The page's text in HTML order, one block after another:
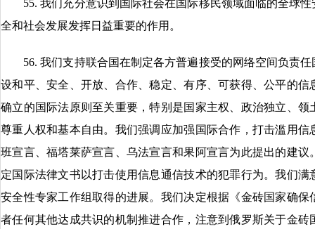
55. 我们充分意识到国际社会在国际移民领域面临的全球性
全和社会发展发挥日益重要的作用。
56. 我们支持联合国在制定各方普遍接受的网络空间负责任
设和平、安全、开放、合作、稳定、有序、可获得、公平的
确立的国际法原则至关重要，特别是国家主权、政治独立、
尊重人权和基本自由。我们强调应加强国际合作，打击滥用
班宣言、福塔莱萨宣言、乌法宣言和果阿宣言为此提出的建
定国际法律文书以打击使用信息通信技术的犯罪行为。我们
安全性专家工作组取得的进展。我们决定根据《金砖国家确
者任何其他达成共识的机制推进合作，注意到俄罗斯关于金